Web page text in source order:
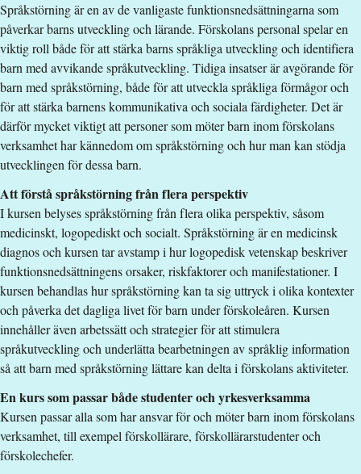
Undervisningsspråk :Svenska
Anmälningskod:LIU-89062
Antal platser :20
Särskilda förkunskapskrav
Minst 60hp godkända inom ett av följande program:
-Förskollärarutbildning
-Socionom
-Arbetsterapeut
-Specialistsjuksköterska
-Psykolog
eller motsvarande program.
Urval
Akademiska poäng grundnivå
Kurstidsinformation
Undervisningen är planerad till torsdagar eftermiddagstid kl
15-18. Obligatoriska träffar är upprop den 27 augusti, och
examinationsseminarier den 5 november kl 15-18 samt den 7
januari kl 15-18. För att bekräfta ditt deltagande i kursen
måste du delta på upprop. Om du är antagen eller
Språkstörning är en av de vanligaste funktionsnedsättningarna som
påverkar barns utveckling och lärande. Förskolans personal spelar en
viktig roll både för att stärka barns språkliga utveckling och identifiera
barn med avvikande språkutveckling. Tidiga insatser är avgörande för
barn med språkstörning, både för att utveckla språkliga förmågor och
för att stärka barnens kommunikativa och sociala färdigheter. Det är
därför mycket viktigt att personer som möter barn inom förskolans
verksamhet har kännedom om språkstörning och hur man kan stödja
utvecklingen för dessa barn.
Att förstå språkstörning från flera perspektiv
I kursen belyses språkstörning från flera olika perspektiv, såsom
medicinskt, logopediskt och socialt. Språkstörning är en medicinsk
diagnos och kursen tar avstamp i hur logopedisk vetenskap beskriver
funktionsnedsättningens orsaker, riskfaktorer och manifestationer. I
kursen behandlas hur språkstörning kan ta sig uttryck i olika kontexter
och påverka det dagliga livet för barn under förskoleåren. Kursen
innehåller även arbetssätt och strategier för att stimulera
språkutveckling och underlätta bearbetningen av språklig information
så att barn med språkstörning lättare kan delta i förskolans aktiviteter.
En kurs som passar både studenter och yrkesverksamma
Kursen passar alla som har ansvar för och möter barn inom förskolans
verksamhet, till exempel förskollärare, förskollärarstudenter och
förskolechefer.